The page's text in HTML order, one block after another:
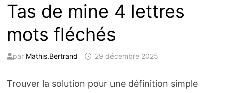
Tas de mine 4 lettres
mots fléchés
par Mathis.Bertrand 29 décembre 2025
Trouver la solution pour une définition simple